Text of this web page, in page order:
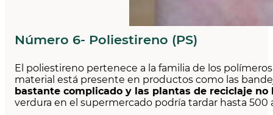
Número 6- Poliestireno (PS)
El poliestireno pertenece a la familia de los
material está presente en productos como las
bastante complicado y las plantas de reciclaje
verdura en el supermercado podría tardar hasta